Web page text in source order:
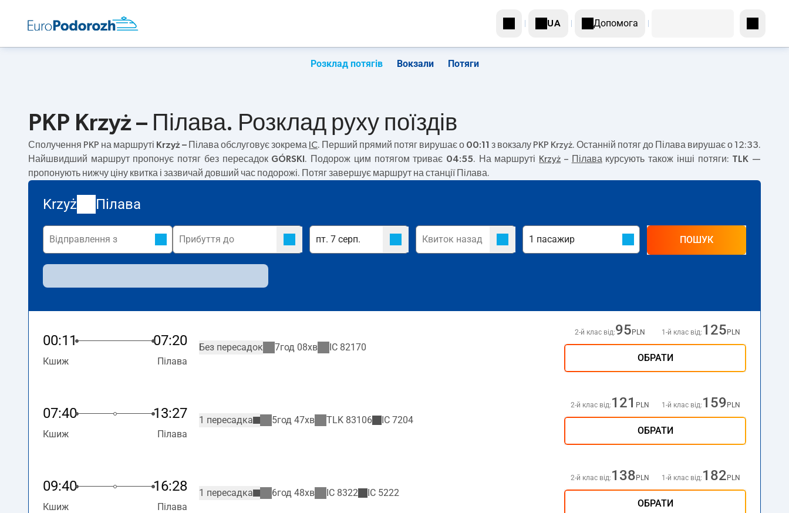
UA Допомога
Розклад потягів Вокзали Потяги
PKP Krzyż – Пілава. Розклад руху поїздів
Сполучення PKP на маршруті Krzyż – Пілава обслуговує зокрема IC. Перший прямий потяг вирушає о 00:11 з вокзалу PKP Krzyż. Останній потяг до Пілава вирушає о 12:33.
Найшвидший маршрут пропонує потяг без пересадок GÓRSKI . Подорож цим потягом триває 04:55. На маршруті Krzyż – Пілава курсують також інші потяги: TLK —
пропонують нижчу ціну квитка і зазвичай довший час подорожі. Потяг завершує маршрут на станції Пілава.
Krzyż Пілава
ПОШУК
00:11 07:20
Кшиж Пілава
Без пересадок 7год 08хв IC 82170
2-й клас від:95 PLN 1-й клас від: 125 PLN
ОБРАТИ
07:40 13:27
Кшиж Пілава
1 пересадка 5год 47хв TLK 83106 IC 7204
2-й клас від: 121 PLN 1-й клас від: 159 PLN
ОБРАТИ
09:40 16:28
Кшиж Пілава
1 пересадка 6год 48хв IC 8322 IC 5222
2-й клас від: 138 PLN 1-й клас від: 182 PLN
ОБРАТИ